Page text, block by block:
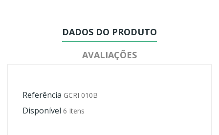
DADOS DO PRODUTO
AVALIAÇÕES
Referência GCRI 010B
Disponível 6 Itens